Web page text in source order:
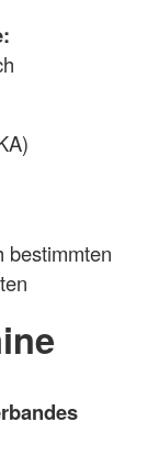
bestimmten